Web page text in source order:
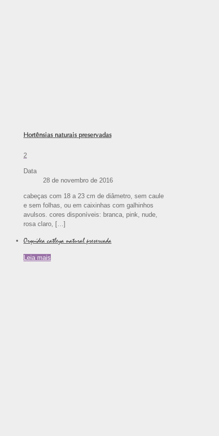
Hortênsias naturais preservadas
2
Data
28 de novembro de 2016
cabeças com 18 a 23 cm de diâmetro, sem caule
e sem folhas, ou em caixinhas com galhinhos
avulsos. cores disponíveis: branca, pink, nude,
rosa claro,
[…]
Orquídea catleya natural preservada
Leia mais